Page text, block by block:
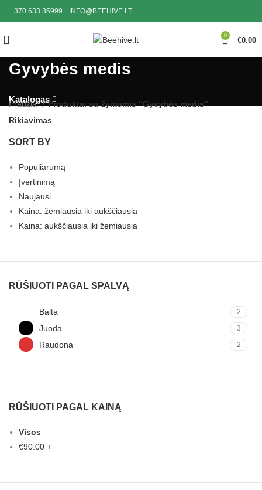
+370 633 35999 INFO@BEEHIVE.LT
0
€0.00
Gyvybės medis
Katalogas
Pradžia
Produktai su žymomis “Gyvybės medis”
Rikiavimas
SORT BY
Populiarumą
Įvertinimą
Naujausi
Kaina: žemiausia iki aukščiausia
Kaina: aukščiausia iki žemiausia
RŪŠIUOTI PAGAL SPALVĄ
Balta 2
Juoda 3
Raudona 2
RŪŠIUOTI PAGAL KAINĄ
Visos
€90.00 +